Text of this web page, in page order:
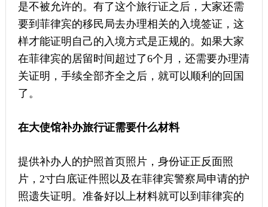
是不被允许的。有了这个旅行证之后，大家还需
要到菲律宾的移民局去办理相关的入境签证，这
样才能证明自己的入境方式是正规的。如果大家
在菲律宾的居留时间超过了6个月，还需要办理清
关证明，手续全部齐全之后，就可以顺利的回国
了。
在大使馆补办旅行证需要什么材料
提供补办人的护照首页照片，身份证正反面照
片，2寸白底证件照以及在菲律宾警察局申请的护
照遗失证明。准备好以上材料就可以到菲律宾的